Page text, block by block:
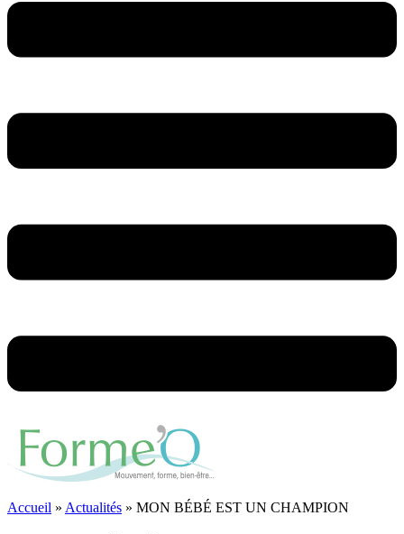
Accueil » Actualités » MON BÉBÉ EST UN CHAMPION